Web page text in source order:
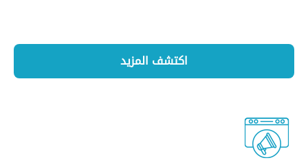
اكتشف المزيد